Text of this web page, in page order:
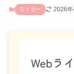
ライター 2026年